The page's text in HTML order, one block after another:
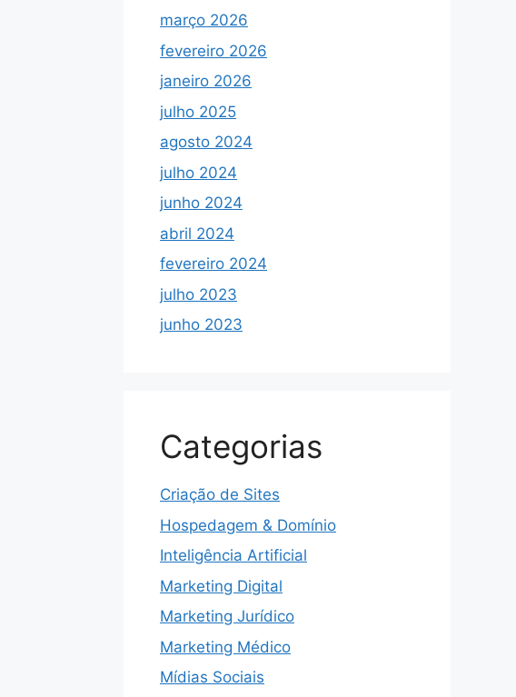
março 2026
fevereiro 2026
janeiro 2026
julho 2025
agosto 2024
julho 2024
junho 2024
abril 2024
fevereiro 2024
julho 2023
junho 2023
Categorias
Criação de Sites
Hospedagem & Domínio
Inteligência Artificial
Marketing Digital
Marketing Jurídico
Marketing Médico
Mídias Sociais